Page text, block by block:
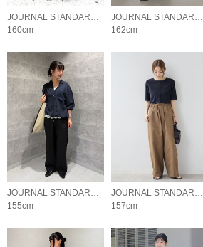
JOURNAL STANDARD relume LADYS
160cm
JOURNAL STANDARD relume LADYS
162cm
155cm
157cm